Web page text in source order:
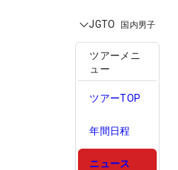
JGTO 国内男子
ツアーメニ
ュー
ツアーTOP
年間日程
ニュース